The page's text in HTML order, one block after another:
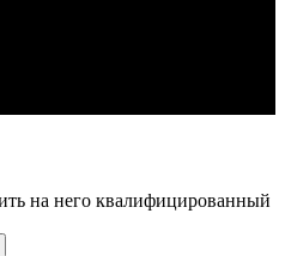
на него квалифицированный